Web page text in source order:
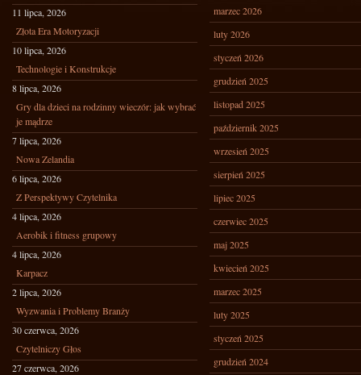
11 lipca, 2026
Złota Era Motoryzacji
10 lipca, 2026
Technologie i Konstrukcje
8 lipca, 2026
Gry dla dzieci na rodzinny wieczór: jak wybrać
je mądrze
7 lipca, 2026
Nowa Zelandia
6 lipca, 2026
Z Perspektywy Czytelnika
4 lipca, 2026
Aerobik i fitness grupowy
4 lipca, 2026
Karpacz
2 lipca, 2026
Wyzwania i Problemy Branży
30 czerwca, 2026
Czytelniczy Głos
27 czerwca, 2026
marzec 2026
luty 2026
styczeń 2026
grudzień 2025
listopad 2025
październik 2025
wrzesień 2025
sierpień 2025
lipiec 2025
czerwiec 2025
maj 2025
kwiecień 2025
marzec 2025
luty 2025
styczeń 2025
grudzień 2024